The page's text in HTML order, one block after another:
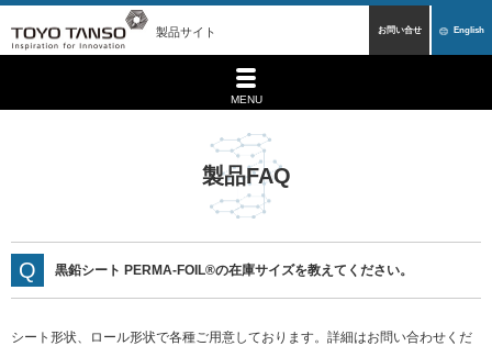
製品サイト お問い合せ English
MENU
製品FAQ
黒鉛シート PERMA-FOIL®の在庫サイズを教えてください。
シート形状、ロール形状で各種ご用意しております。詳細はお問い合わせくだ